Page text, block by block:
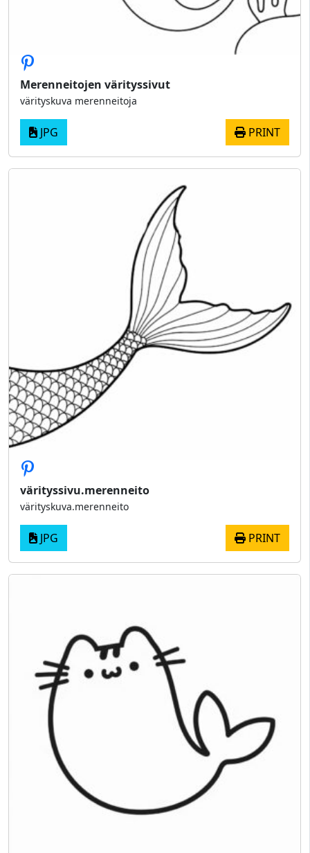
Merenneitojen värityssivut
värityskuva merenneitoja
JPG PRINT
värityssivu.merenneito
värityskuva.merenneito
JPG PRINT